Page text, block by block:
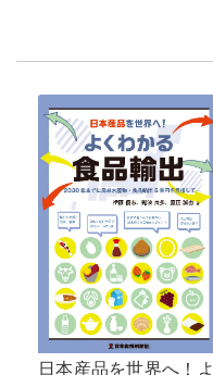
日本産品を世界へ！よ